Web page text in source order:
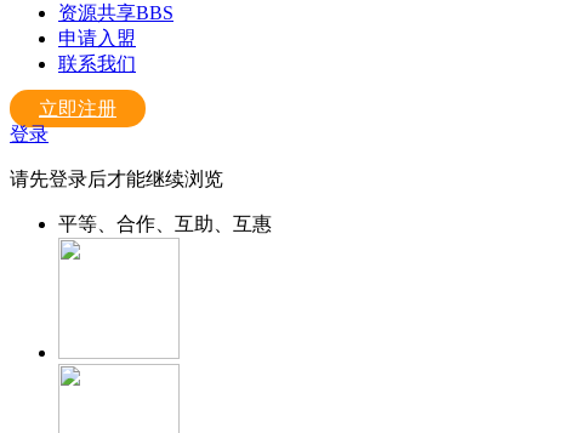
资源共享BBS
申请入盟
联系我们
立即注册
登录
请先登录后才能继续浏览
平等、合作、互助、互惠